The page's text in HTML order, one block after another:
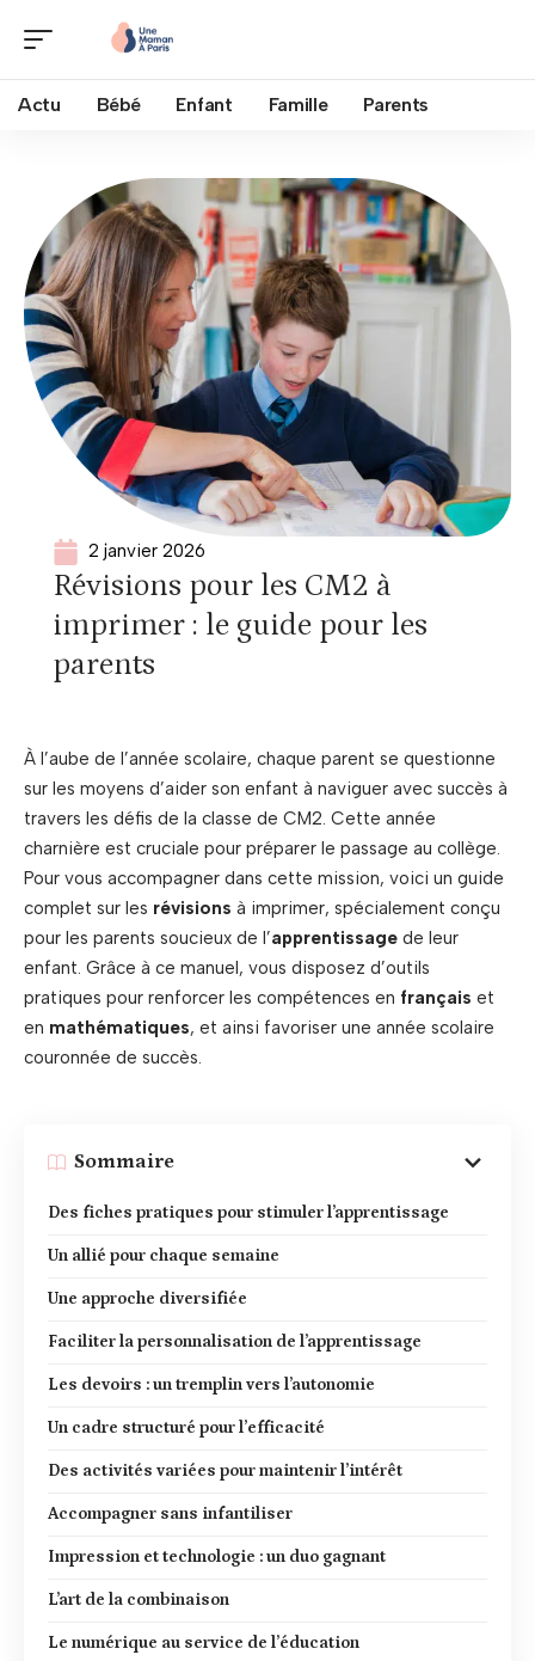
Actu Bébé Enfant Famille Parents
2 janvier 2026
Révisions pour les CM2 à
imprimer : le guide pour les
parents
À l’aube de l’année scolaire, chaque parent se questionne
sur les moyens d’aider son enfant à naviguer avec succès à
travers les défis de la classe de CM2. Cette année
charnière est cruciale pour préparer le passage au collège.
Pour vous accompagner dans cette mission, voici un guide
complet sur les révisions à imprimer, spécialement conçu
pour les parents soucieux de l’apprentissage de leur
enfant. Grâce à ce manuel, vous disposez d’outils
pratiques pour renforcer les compétences en français et
en mathématiques, et ainsi favoriser une année scolaire
couronnée de succès.
Sommaire
Des fiches pratiques pour stimuler l’apprentissage
Un allié pour chaque semaine
Une approche diversifiée
Faciliter la personnalisation de l’apprentissage
Les devoirs : un tremplin vers l’autonomie
Un cadre structuré pour l’efficacité
Des activités variées pour maintenir l’intérêt
Accompagner sans infantiliser
Impression et technologie : un duo gagnant
L’art de la combinaison
Le numérique au service de l’éducation